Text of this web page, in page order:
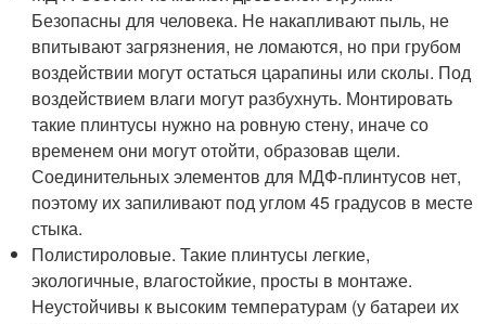
Безопасны для человека. Не накапливают пыль, не
впитывают загрязнения, не ломаются, но при грубом
воздействии могут остаться царапины или сколы. Под
воздействием влаги могут разбухнуть. Монтировать
такие плинтусы нужно на ровную стену, иначе со
временем они могут отойти, образовав щели.
Соединительных элементов для МДФ-плинтусов нет,
поэтому их запиливают под углом 45 градусов в месте
стыка.
Полистироловые. Такие плинтусы легкие,
экологичные, влагостойкие, просты в монтаже.
Неустойчивы к высоким температурам (у батареи их